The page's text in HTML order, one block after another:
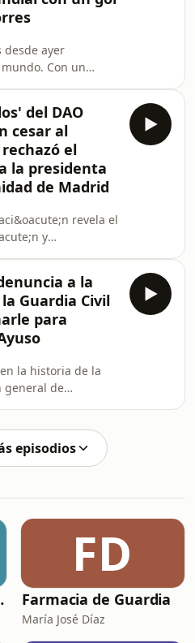
En otras
sufre un nuevo
que
la prueba definitiva
desde ayer
Con un
en la segunda
hizo que
Espa&ntilde;ola se
diecis&eacute;is
del
la segunda
el t&iacute;tulo
del DAO
cesar al
el
la presidenta
de Madrid
revela el
y
de la
marco del intento
del Dos de Mayo
de Madrid en 2025.
al que ha
el teniente
del director adjun
a la
Guardia Civil
para
la historia de la
general de
al general Fernando
de Madrid,
superiores de
un acto
de Derecho
mostrado su
el reci
episodios
FD
Farmacia de Guardia
María José Díaz